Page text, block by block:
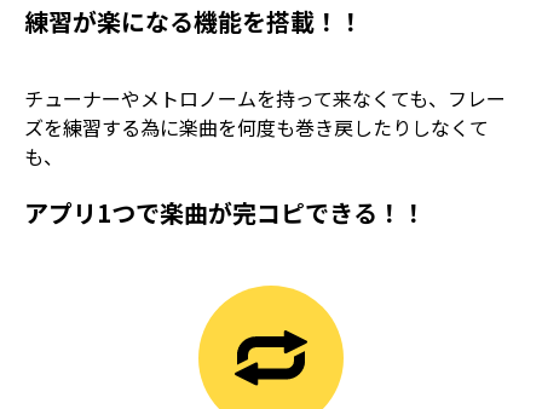
練習が楽になる機能を搭載！！
チューナーやメトロノームを持って来なくても、フレー
ズを練習する為に楽曲を何度も巻き戻したりしなくて
も、
アプリ1つで楽曲が完コピできる！！